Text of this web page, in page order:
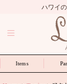
ハワイ
Items